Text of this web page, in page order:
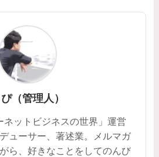
（管理人）
ネットビジネスの世界」運営
ューサー、著述業。メルマガ
ら、好きなことをしてのんび